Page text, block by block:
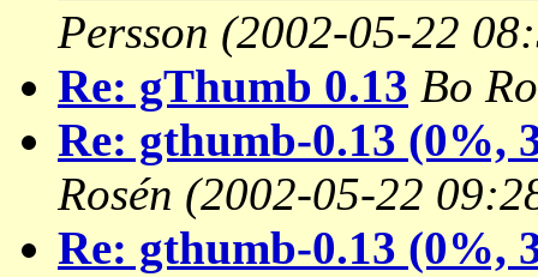
Persson (2002-05-22
Re: gThumb 0.13 Bo
Re: gthumb-0.13 (0%,
Rosén (2002-05-22
Re: gthumb-0.13 (0%,